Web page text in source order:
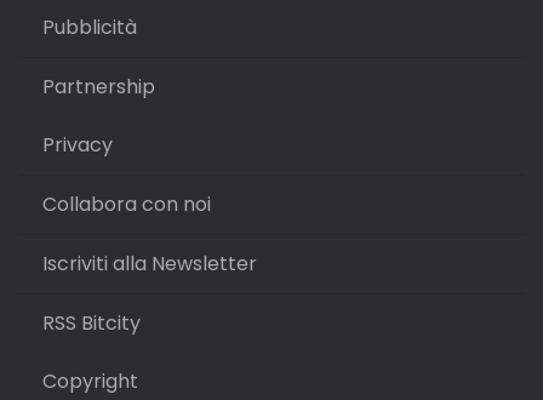
Pubblicità
Partnership
Privacy
Collabora con noi
Iscriviti alla Newsletter
RSS Bitcity
Copyright